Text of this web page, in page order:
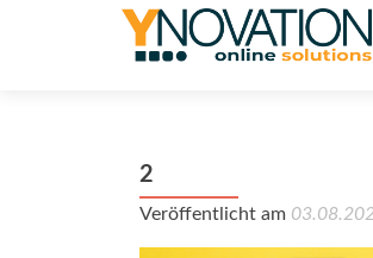
2
Veröffentlicht am